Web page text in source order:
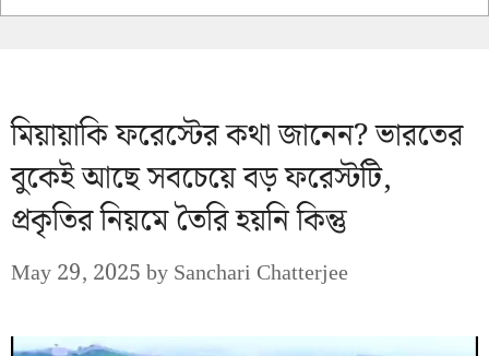
মিয়ায়াকি ফরেস্টের কথা জানেন? ভারতের
বুকেই আছে সবচেয়ে বড় ফরেস্টটি,
প্রকৃতির নিয়মে তৈরি হয়নি কিন্তু
May 29, 2025bySanchari Chatterjee